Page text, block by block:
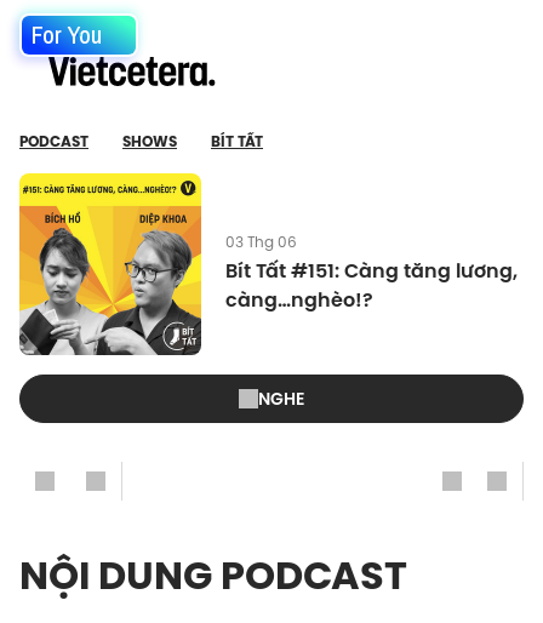
For You
PODCAST SHOWS BÍT TẤT
03 Thg 06
Bít Tất #151: Càng tăng lương,
càng…nghèo!?
NGHE
NỘI DUNG PODCAST